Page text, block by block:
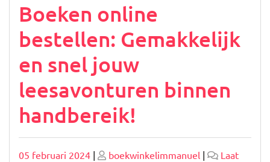
Boeken online
bestellen: Gemakkelijk
en snel jouw
leesavonturen binnen
handbereik!
Geplaatst
05 februari 2024 | Geplaatst
boekwinkelimmanuel |
Laat